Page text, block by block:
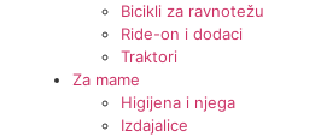
Bicikli za ravnotežu
Ride-on i dodaci
Traktori
Za mame
Higijena i njega
Izdajalice